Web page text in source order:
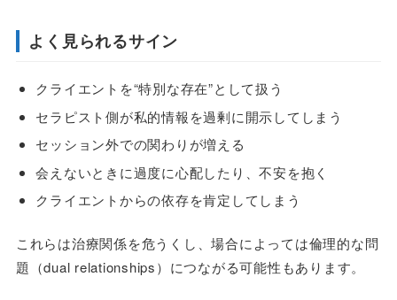
よく見られるサイン
クライエントを“特別な存在”として扱う
セラピスト側が私的情報を過剰に開示してしまう
セッション外での関わりが増える
会えないときに過度に心配したり、不安を抱く
クライエントからの依存を肯定してしまう
これらは治療関係を危うくし、場合によっては倫理的な問
題（dual relationships）につながる可能性もあります。